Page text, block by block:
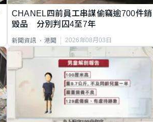
CHANEL四前員工串謀偷竊逾700件銷
毀品 分別判囚4至7年
新聞資訊 港聞 2026年08月03日